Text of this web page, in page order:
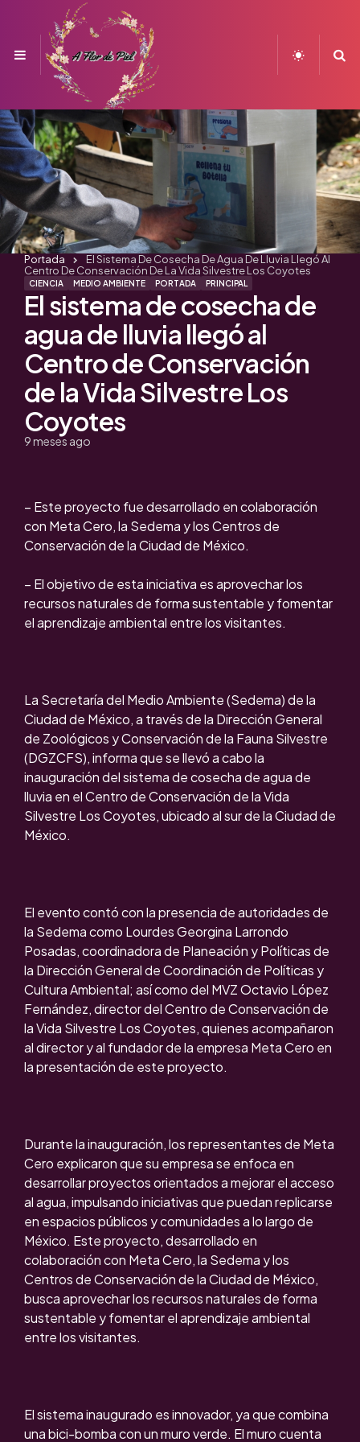
Menu
CIENCIA MEDIO AMBIENTE PORTADA PRINCIPAL
El sistema de cosecha de
agua de lluvia llegó al
Centro de Conservación
de la Vida Silvestre Los
Coyotes
9 meses ago
Portada
El Sistema De Cosecha De Agua De Lluvia Llegó Al
Centro De Conservación De La Vida Silvestre Los Coyotes
– Este proyecto fue desarrollado en colaboración
con Meta Cero, la Sedema y los Centros de
Conservación de la Ciudad de México.
– El objetivo de esta iniciativa es aprovechar los
recursos naturales de forma sustentable y fomentar
el aprendizaje ambiental entre los visitantes.
La Secretaría del Medio Ambiente (Sedema) de la
Ciudad de México, a través de la Dirección General
de Zoológicos y Conservación de la Fauna Silvestre
(DGZCFS), informa que se llevó a cabo la
inauguración del sistema de cosecha de agua de
lluvia en el Centro de Conservación de la Vida
Silvestre Los Coyotes, ubicado al sur de la Ciudad de
México.
El evento contó con la presencia de autoridades de
la Sedema como Lourdes Georgina Larrondo
Posadas, coordinadora de Planeación y Políticas de
la Dirección General de Coordinación de Políticas y
Cultura Ambiental; así como del MVZ Octavio López
Fernández, director del Centro de Conservación de
la Vida Silvestre Los Coyotes, quienes acompañaron
al director y al fundador de la empresa Meta Cero en
la presentación de este proyecto.
Durante la inauguración, los representantes de Meta
Cero explicaron que su empresa se enfoca en
desarrollar proyectos orientados a mejorar el acceso
al agua, impulsando iniciativas que puedan replicarse
en espacios públicos y comunidades a lo largo de
México. Este proyecto, desarrollado en
colaboración con Meta Cero, la Sedema y los
Centros de Conservación de la Ciudad de México,
busca aprovechar los recursos naturales de forma
sustentable y fomentar el aprendizaje ambiental
entre los visitantes.
El sistema inaugurado es innovador, ya que combina
una bici-bomba con un muro verde. El muro cuenta